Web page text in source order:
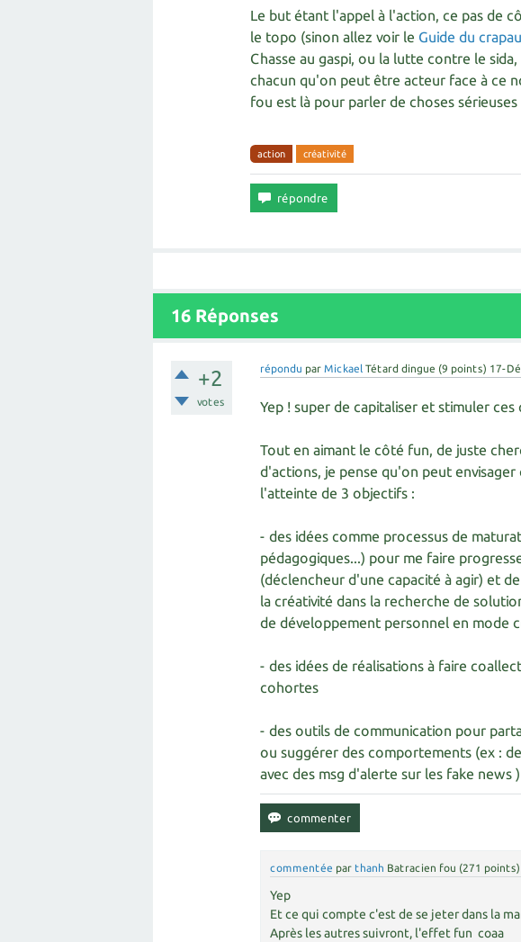
Le but étant l'appel à l'action, ce pas de
le topo (sinon allez voir le Guide du
Chasse au gaspi, ou la lutte contre le
chacun qu'on peut être acteur face à ce
fou est là pour parler de choses sérieuses
action créativité
16 Réponses
+2
votes
répondu parMickael Tétard dingue (9 points) 17-
Yep ! super de capitaliser et stimuler ces
Tout en aimant le côté fun, de juste
d'actions, je pense qu'on peut
l'atteinte de 3 objectifs :
- des idées comme processus de
pédagogiques...) pour me faire
(déclencheur d'une capacité à agir) et
la créativité dans la recherche de
de développement personnel en mode
- des idées de réalisations à faire
cohortes
- des outils de communication pour
ou suggérer des comportements (ex :
avec des msg d'alerte sur les fake news )
commentée par thanh Batracien fou (271 points)
Yep
Et ce qui compte c'est de se jeter dans la
Après les autres suivront, l'effet fun coaa